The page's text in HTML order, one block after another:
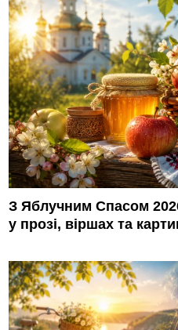
З Яблучним Спасом
у прозі, віршах та